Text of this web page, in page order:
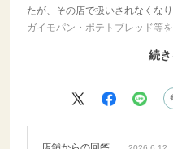
たが、その店で扱いされなくな
ガイモパン・ポテトブレッド等
側ぱりっ中もちっハード系ジャ
こちら思っていたよりどっしり
して外側ぱりっ中もちっを大変
続